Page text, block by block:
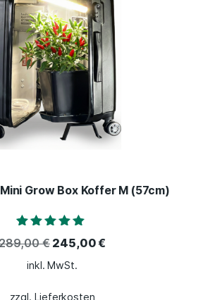
Mini Grow Box Koffer M (57cm)
Bewertet mit
4.79
von 5
€ 245,00€
inkl. MwSt.
zzgl. Lieferkosten